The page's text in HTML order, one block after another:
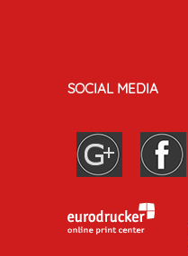
SOCIAL MEDIA